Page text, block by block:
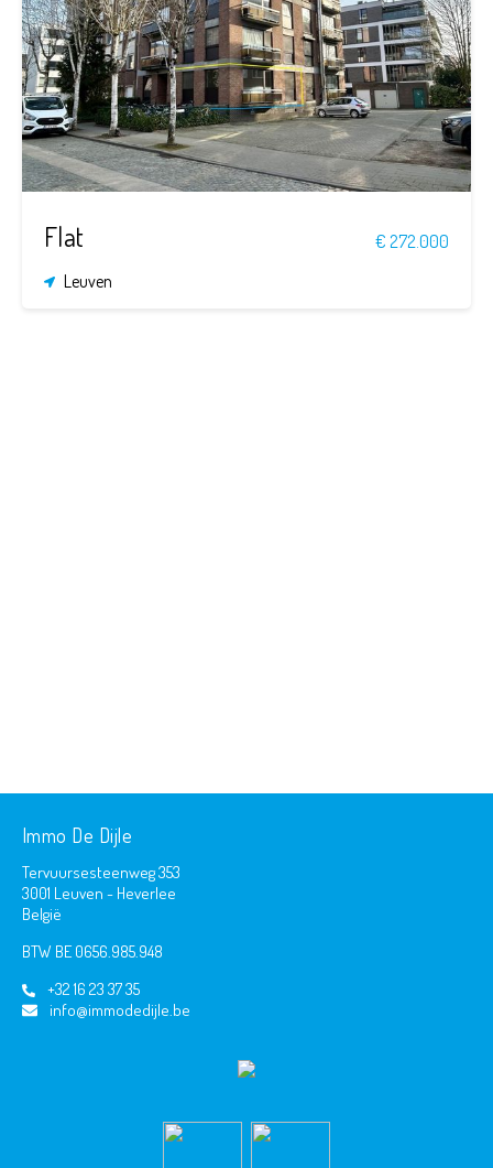
1
43 m²
Flat
€ 272.000
Leuven
Immo De Dijle
Tervuursesteenweg 353
3001 Leuven - Heverlee
België
BTW BE 0656.985.948
+32 16 23 37 35
info@immodedijle.be